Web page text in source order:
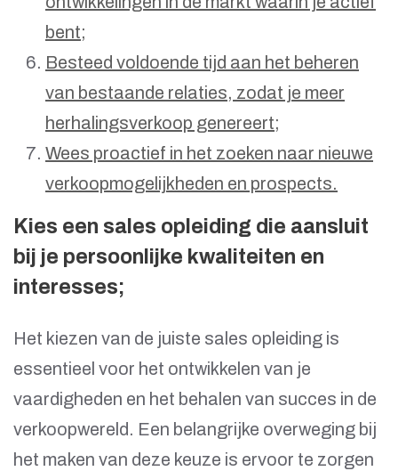
bent;
Besteed voldoende tijd aan het beheren
van bestaande relaties, zodat je meer
herhalingsverkoop genereert;
Wees proactief in het zoeken naar nieuwe
verkoopmogelijkheden en prospects.
Kies een sales opleiding die aansluit
bij je persoonlijke kwaliteiten en
interesses;
Het kiezen van de juiste sales opleiding is
essentieel voor het ontwikkelen van je
vaardigheden en het behalen van succes in de
verkoopwereld. Een belangrijke overweging bij
het maken van deze keuze is ervoor te zorgen